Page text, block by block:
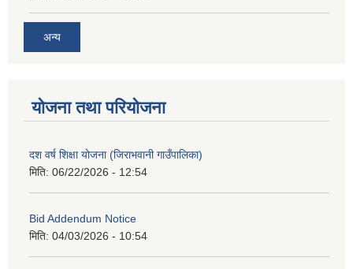
अन्य
योजना तथा परियोजना
दश वर्ष शिक्षा योजना (जिराभवानी गाउँपालिका)
मिति: 06/22/2026 - 12:54
Bid Addendum Notice
मिति: 04/03/2026 - 10:54